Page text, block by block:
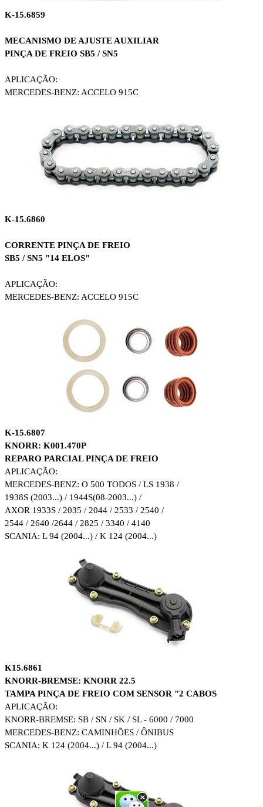
K-15.6859
MECANISMO DE AJUSTE AUXILIAR
PINÇA DE FREIO SB5 / SN5
APLICAÇÃO:
MERCEDES-BENZ: ACCELO 915C
K-15.6860
CORRENTE PINÇA DE FREIO
SB5 / SN5 "14 ELOS"
APLICAÇÃO:
MERCEDES-BENZ: ACCELO 915C
K-15.6807
KNORR: K001.470P
REPARO PARCIAL PINÇA DE FREIO
APLICAÇÃO:
MERCEDES-BENZ: O 500 TODOS / LS 1938 /
1938S (2003...) / 1944S(08-2003...) /
AXOR 1933S / 2035 / 2044 / 2533 / 2540 /
2544 / 2640 /2644 / 2825 / 3340 / 4140
SCANIA: L 94 (2004...) / K 124 (2004...)
K15.6861
KNORR-BREMSE: KNORR 22.5
TAMPA PINÇA DE FREIO COM SENSOR "2 CABOS
APLICAÇÃO:
KNORR-BREMSE: SB / SN / SK / SL - 6000 / 7000
MERCEDES-BENZ: CAMINHÕES / ÔNIBUS
SCANIA: K 124 (2004...) / L 94 (2004...)